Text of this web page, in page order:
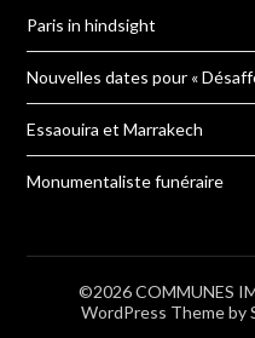
Paris in hindsight
Nouvelles dates pour «
Essaouira et Marrakech
Monumentaliste funéraire
©2026 COMMUNES
WordPress Theme by